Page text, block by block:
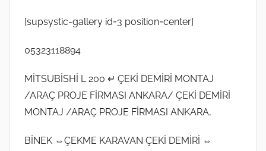
h
n
e
g
ö
d
[supsystic-gallery id=3 position=center]
05323118894
MİTSUBİSHİ L 200 ↵ ÇEKİ DEMİRİ MONTAJ
/ARAÇ PROJE FİRMASI ANKARA/ ÇEKİ DEMİRİ
MONTAJ /ARAÇ PROJE FİRMASI ANKARA,
BİNEK ⇔ÇEKME KARAVAN ÇEKİ DEMİRİ ⇔